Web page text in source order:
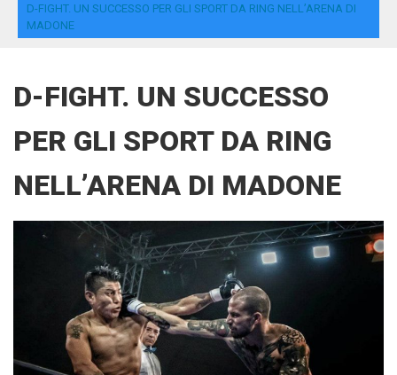
D-FIGHT. UN SUCCESSO PER GLI SPORT DA RING NELL’ARENA DI
MADONE
D-FIGHT. UN SUCCESSO
PER GLI SPORT DA RING
NELL’ARENA DI MADONE